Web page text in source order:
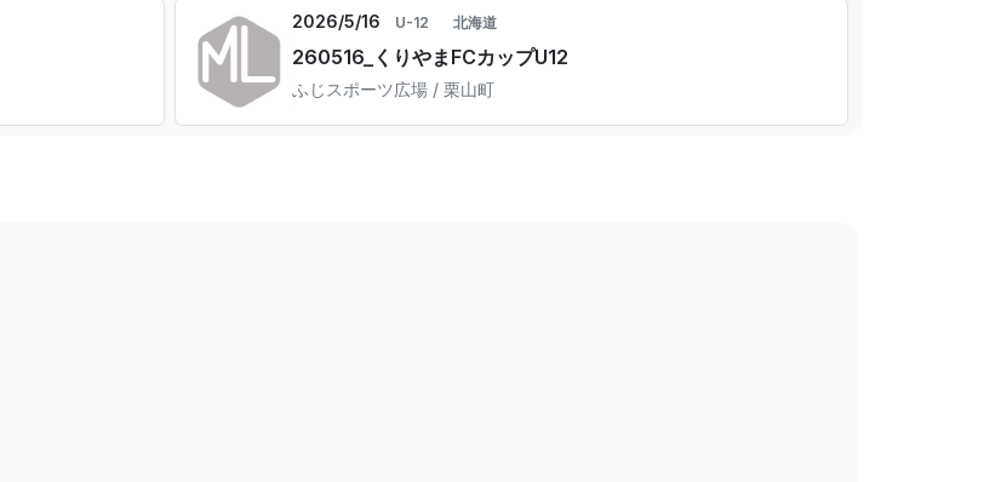
2026/5/16 U-12 北海道
260516_くりやまFCカップU12
ふじスポーツ広場 / 栗山町